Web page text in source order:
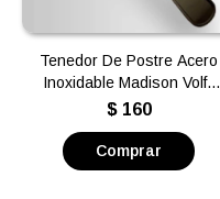
Tenedor De Postre Acero
Inoxidable Madison Volf |
Por unidad
$ 160